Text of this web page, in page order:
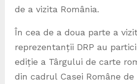
de a vizita România.
În cea de a doua parte a
reprezentanții DRP au
ediție a Târgului de carte
din cadrul Casei Române